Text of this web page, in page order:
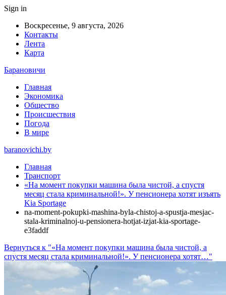
Sign in
Воскресенье, 9 августа, 2026
Контакты
Лента
Карта
Барановичи
Главная
Экономика
Общество
Происшествия
Погода
В мире
baranovichi.by
Главная
Транспорт
«На момент покупки машина была чистой, а спустя
месяц стала криминальной!». У пенсионера хотят изъять
Kia Sportage
na-moment-pokupki-mashina-byla-chistoj-a-spustja-mesjac-
stala-kriminalnoj-u-pensionera-hotjat-izjat-kia-sportage-
e3faddf
Вернуться к "«На момент покупки машина была чистой, а
спустя месяц стала криминальной!». У пенсионера хотят…"